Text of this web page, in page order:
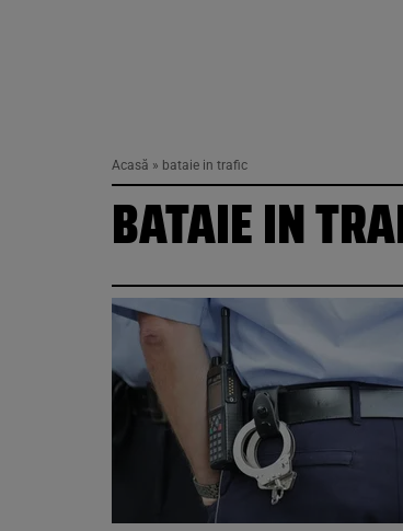
Acasă » bataie in trafic
BATAIE IN